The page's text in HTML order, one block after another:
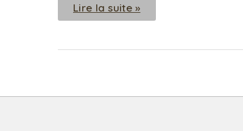
Lire la suite »